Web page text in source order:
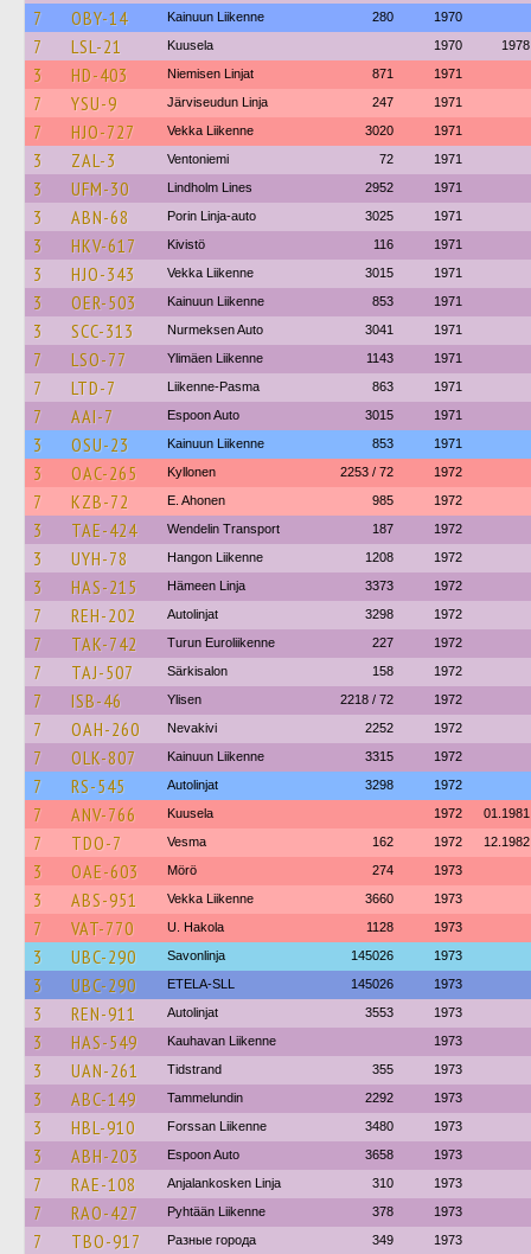
7 OBY-14 Kainuun Liikenne 280 1970
7 LSL-21 Kuusela 1970 1978
3 HD-403 Niemisen Linjat 871 1971
7 YSU-9 Järviseudun Linja 247 1971
7 HJO-727 Vekka Liikenne 3020 1971
3 ZAL-3 Ventoniemi 72 1971
3 UFM-30 Lindholm Lines 2952 1971
3 ABN-68 Porin Linja-auto 3025 1971
3 HKV-617 Kivistö 116 1971
3 HJO-343 Vekka Liikenne 3015 1971
3 OER-503 Kainuun Liikenne 853 1971
3 SCC-313 Nurmeksen Auto 3041 1971
7 LSO-77 Ylimäen Liikenne 1143 1971
7 LTD-7 Liikenne-Pasma 863 1971
7 AAI-7 Espoon Auto 3015 1971
3 OSU-23 Kainuun Liikenne 853 1971
3 OAC-265 Kyllonen 2253 / 72 1972
7 KZB-72 E. Ahonen 985 1972
3 TAE-424 Wendelin Transport 187 1972
3 UYH-78 Hangon Liikenne 1208 1972
3 HAS-215 Hämeen Linja 3373 1972
7 REH-202 Autolinjat 3298 1972
7 TAK-742 Turun Euroliikenne 227 1972
7 TAJ-507 Särkisalon 158 1972
7 ISB-46 Ylisen 2218 / 72 1972
7 OAH-260 Nevakivi 2252 1972
7 OLK-807 Kainuun Liikenne 3315 1972
7 RS-545 Autolinjat 3298 1972
7 ANV-766 Kuusela 1972 01.1981
7 TDO-7 Vesma 162 1972 12.1982
3 OAE-603 Mörö 274 1973
3 ABS-951 Vekka Liikenne 3660 1973
7 VAT-770 U. Hakola 1128 1973
3 UBC-290 Savonlinja 145026 1973
3 UBC-290 ETELA-SLL 145026 1973
3 REN-911 Autolinjat 3553 1973
3 HAS-549 Kauhavan Liikenne 1973
3 UAN-261 Tidstrand 355 1973
3 ABC-149 Tammelundin 2292 1973
3 HBL-910 Forssan Liikenne 3480 1973
3 ABH-203 Espoon Auto 3658 1973
7 RAE-108 Anjalankosken Linja 310 1973
7 RAO-427 Pyhtään Liikenne 378 1973
7 TBO-917 Разные города 349 1973